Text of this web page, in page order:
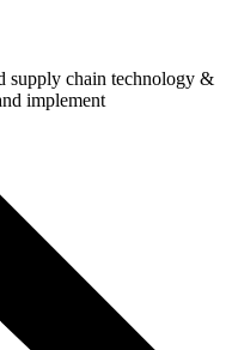
supply chain technology &
implement